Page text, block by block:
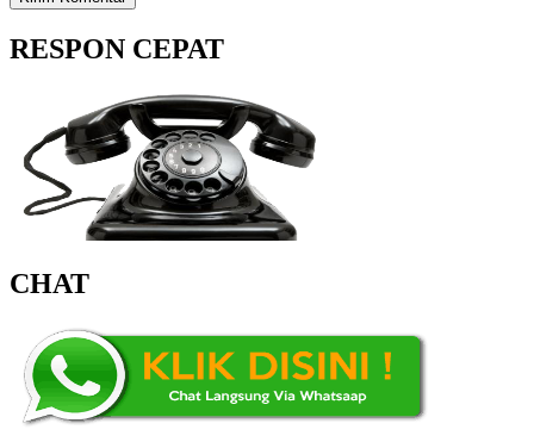
RESPON CEPAT
CHAT